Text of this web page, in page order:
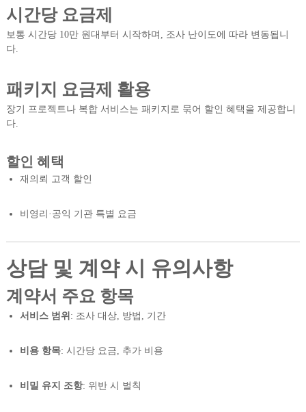
시간당 요금제
보통 시간당 10만 원대부터 시작하며, 조사 난이도에 따라 변동됩니
다.
패키지 요금제 활용
장기 프로젝트나 복합 서비스는 패키지로 묶어 할인 혜택을 제공합니
다.
할인 혜택
재의뢰 고객 할인
비영리·공익 기관 특별 요금
상담 및 계약 시 유의사항
계약서 주요 항목
서비스 범위 : 조사 대상, 방법, 기간
비용 항목: 시간당 요금, 추가 비용
비밀 유지 조항: 위반 시 벌칙